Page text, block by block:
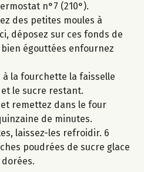
n°7 (210°).
des petites moules à
déposez sur ces fonds de
égouttées enfournez
à la fourchette la faisselle
le sucre restant.
remettez dans le four
de minutes.
laissez-les refroidir. 6
poudrées de sucre glace
dorées.